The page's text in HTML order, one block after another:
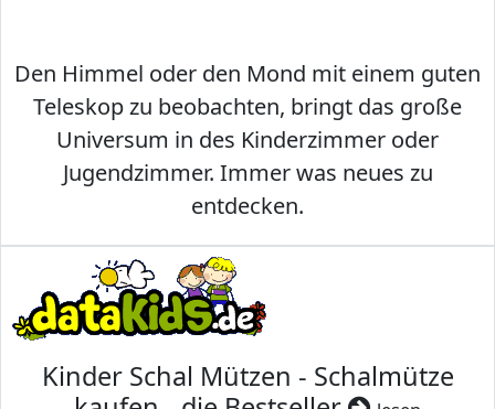
Den Himmel oder den Mond mit einem guten
Teleskop zu beobachten, bringt das große
Universum in des Kinderzimmer oder
Jugendzimmer. Immer was neues zu
entdecken.
Kinder Schal Mützen - Schalmütze